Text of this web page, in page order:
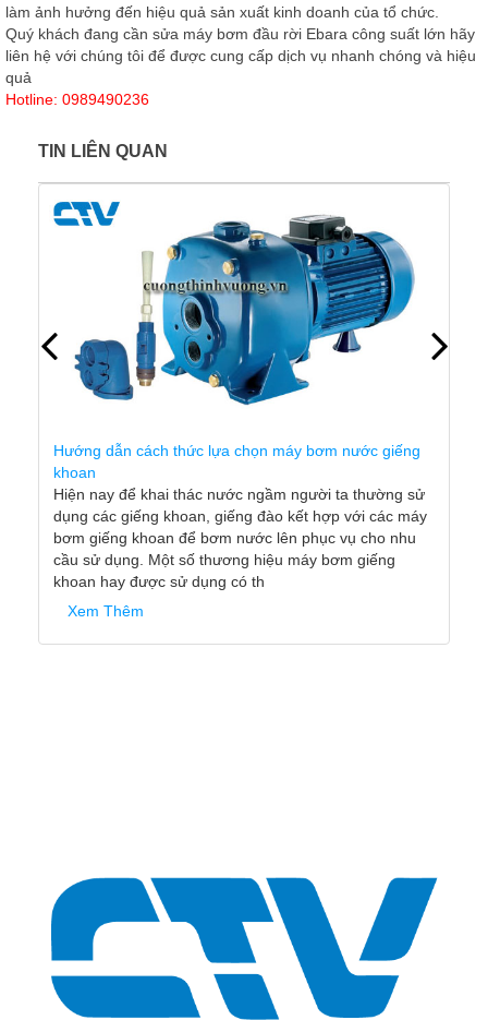
làm ảnh hưởng đến hiệu quả sản xuất kinh doanh của tổ chức.
Quý khách đang cần sửa máy bơm đầu rời Ebara công suất lớn hãy
liên hệ với chúng tôi để được cung cấp dịch vụ nhanh chóng và hiệu
quả
Hotline: 0989490236
TIN LIÊN QUAN
Hướng dẫn cách thức lựa chọn máy bơm nước giếng
khoan
Hiện nay để khai thác nước ngầm người ta thường sử
dụng các giếng khoan, giếng đào kết hợp với các máy
bơm giếng khoan để bơm nước lên phục vụ cho nhu
cầu sử dụng. Một số thương hiệu máy bơm giếng
khoan hay được sử dụng có th
Xem Thêm